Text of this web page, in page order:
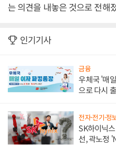
는 의견을 내놓은 것으로 전해
인기기사
금융
우체국 '매
으로 다시
전자·전기·정
SK하이닉
선, 곽노정